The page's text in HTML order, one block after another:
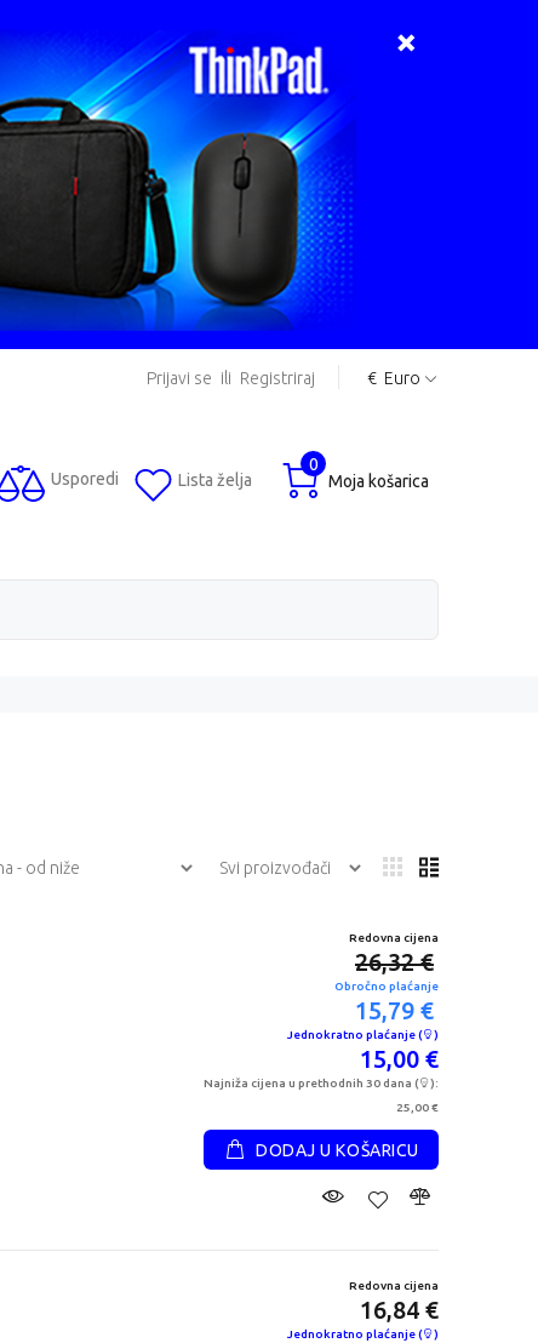
Prijavi se ili Registriraj € Euro
Usporedi Lista želja Moja košarica
0
Redovna cijena
26,32 €
Obročno plaćanje
15,79 €
Jednokratno plaćanje ( )
15,00 €
Najniža cijena u prethodnih 30 dana (
):
25,00 €
DODAJ U KOŠARICU
Redovna cijena
16,84 €
Jednokratno plaćanje ( )